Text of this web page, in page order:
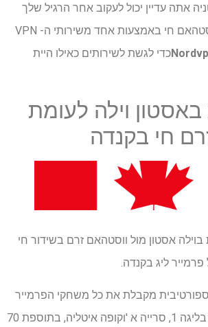
אתה עדיין יכול לעקוב אחר הרגיל שלך
וילה אסטון לעומת ווסטהאם חי באמצעות אחד משירותי ה- VPN
כדי לגשת לשירותים כאילו היית
וילה לעומת
חי בקנדה
בוילה אסטון מול ווסטהאם זרם בשידור חי
ליג בקנדה.
מקבלת את כל משחקי הפרמייר
ליג, כמו גם משחקים בליגה 1, סרייה א 'וקופה איטליה, בתוספת 70